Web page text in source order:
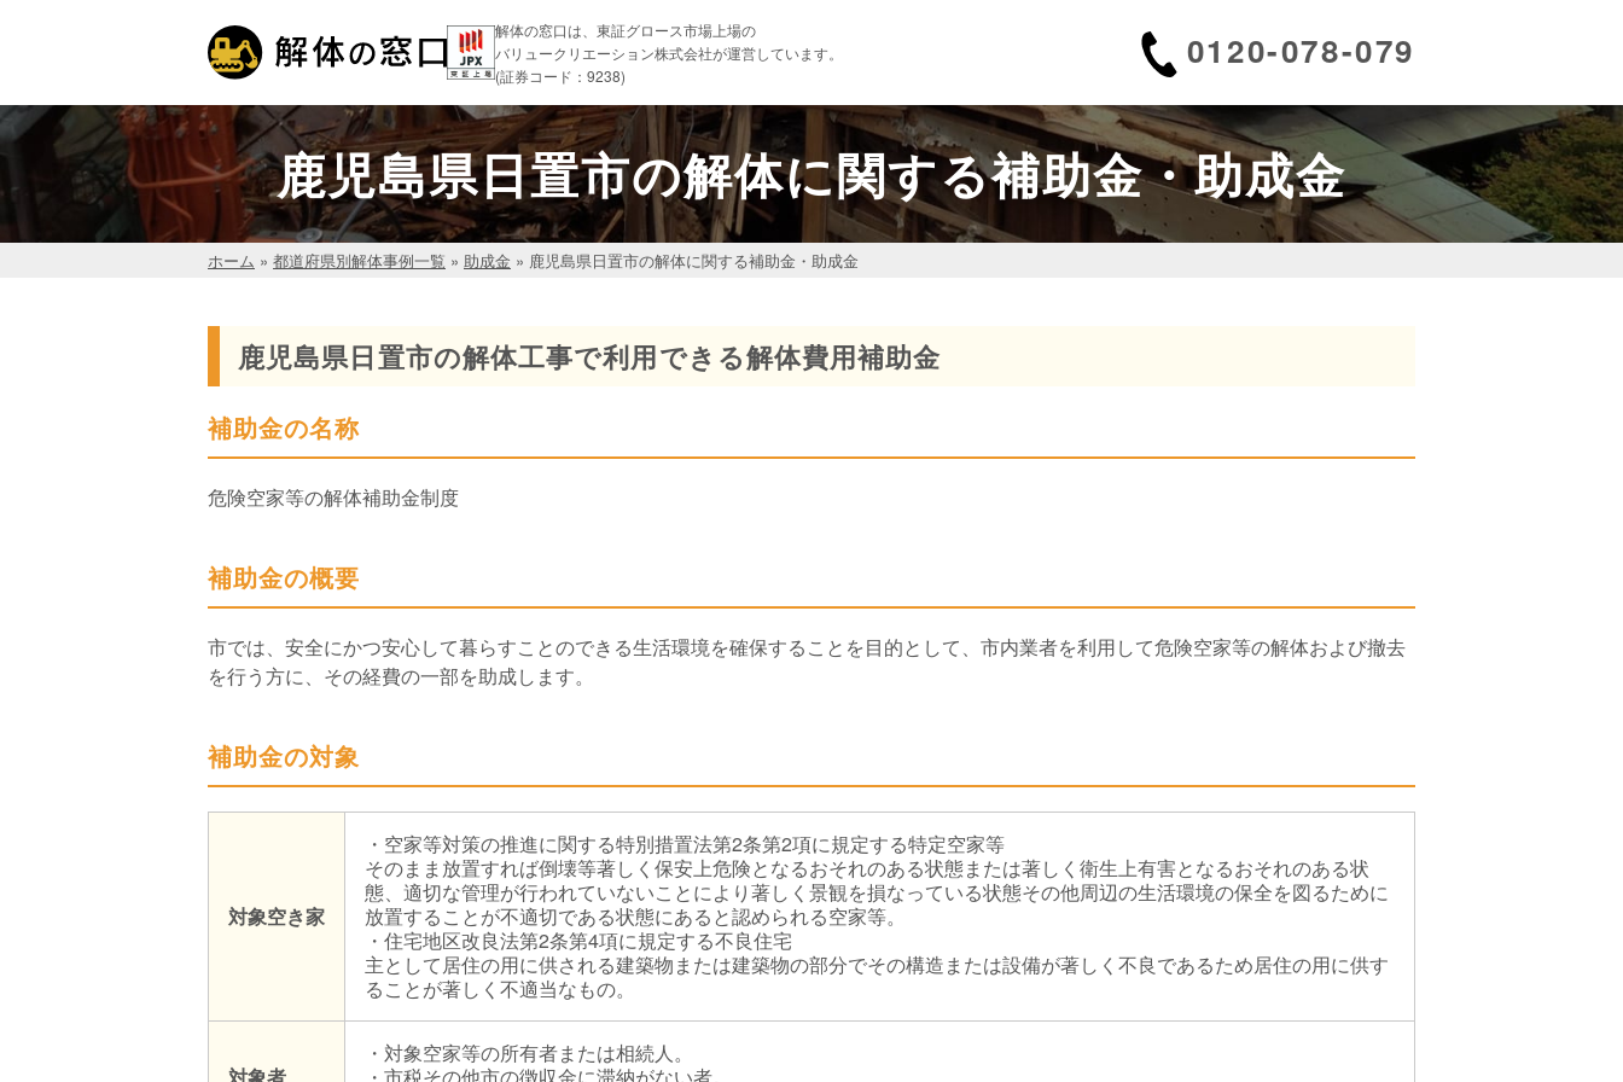
解体の窓口は、東証グロース市場上場の
バリュークリエーション株式会社が運営しています。
(証券コード：9238)
0120-078-079
鹿児島県日置市の解体に関する補助金・助成金
ホーム » 都道府県別解体事例一覧 » 助成金 » 鹿児島県日置市の解体に関する補助金・助成金
鹿児島県日置市の解体工事で利用できる解体費用補助金
補助金の名称
危険空家等の解体補助金制度
補助金の概要
市では、安全にかつ安心して暮らすことのできる生活環境を確保することを目的として、市内業者を利用して危険空家等の解体および撤去
を行う方に、その経費の一部を助成します。
補助金の対象
対象空き家
・空家等対策の推進に関する特別措置法第2条第2項に規定する特定空家等
そのまま放置すれば倒壊等著しく保安上危険となるおそれのある状態または著しく衛生上有害となるおそれのある状
態、適切な管理が行われていないことにより著しく景観を損なっている状態その他周辺の生活環境の保全を図るために
放置することが不適切である状態にあると認められる空家等。
・住宅地区改良法第2条第4項に規定する不良住宅
主として居住の用に供される建築物または建築物の部分でその構造または設備が著しく不良であるため居住の用に供す
ることが著しく不適当なもの。
・対象空家等の所有者または相続人。